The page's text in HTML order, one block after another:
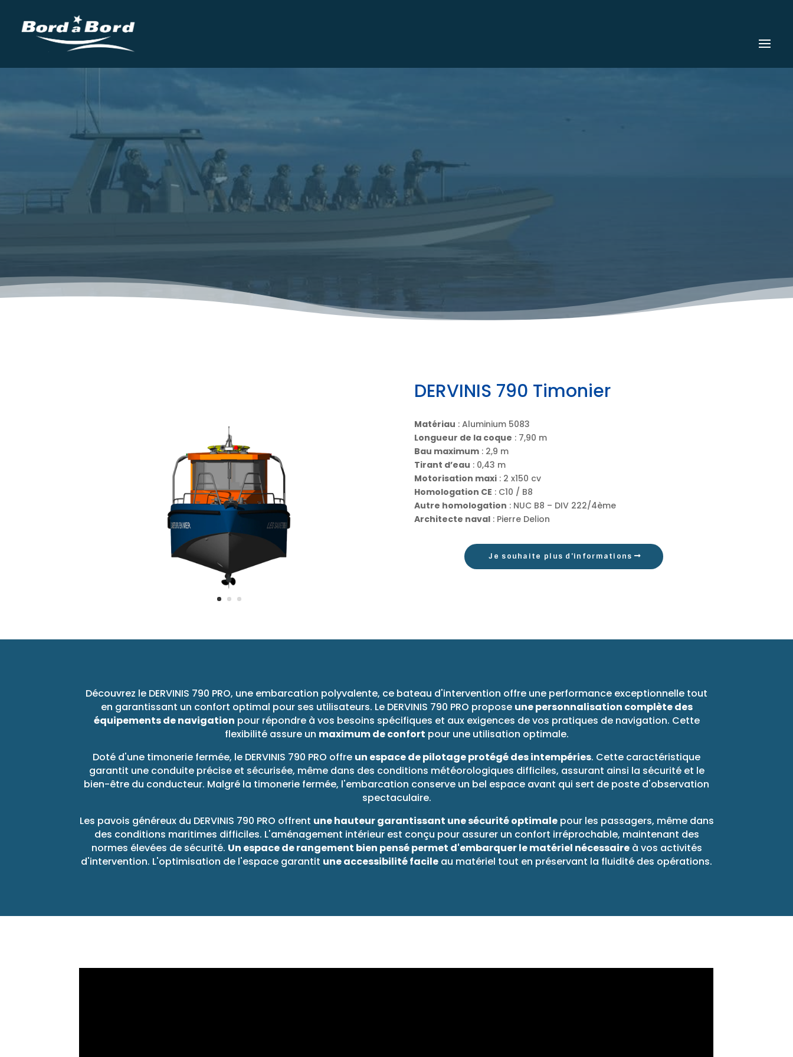
DERVINIS 790 Timonier
Matériau : Aluminium 5083
Longueur de la coque : 7,90 m
Bau maximum: 2,9 m
Tirant d’eau : 0,43 m
Motorisation maxi: 2 x150 cv
Homologation CE : C10 / B8
Autre homologation : NUC B8 – DIV 222/4ème
Architecte naval: Pierre Delion
Je souhaite plus d'informations
Découvrez le DERVINIS 790 PRO, une embarcation polyvalente, ce bateau d'intervention offre une performance exceptionnelle tout
en garantissant un confort optimal pour ses utilisateurs. Le DERVINIS 790 PRO propose une personnalisation complète des
équipements de navigation pour répondre à vos besoins spécifiques et aux exigences de vos pratiques de navigation. Cette
flexibilité assure un maximum de confort pour une utilisation optimale.
Doté d'une timonerie fermée, le DERVINIS 790 PRO offre un espace de pilotage protégé des intempéries. Cette caractéristique
garantit une conduite précise et sécurisée, même dans des conditions météorologiques difficiles, assurant ainsi la sécurité et le
bien-être du conducteur. Malgré la timonerie fermée, l'embarcation conserve un bel espace avant qui sert de poste d'observation
spectaculaire.
Les pavois généreux du DERVINIS 790 PRO offrent une hauteur garantissant une sécurité optimalepour les passagers, même dans
des conditions maritimes difficiles. L'aménagement intérieur est conçu pour assurer un confort irréprochable, maintenant des
normes élevées de sécurité. Un espace de rangement bien pensé permet d'embarquer le matériel nécessaireà vos activités
d'intervention. L'optimisation de l'espace garantit une accessibilité facile au matériel tout en préservant la fluidité des opérations.